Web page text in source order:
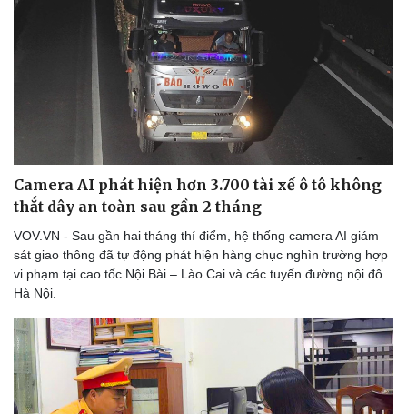
Camera AI phát hiện hơn 3.700 tài xế ô tô không
thắt dây an toàn sau gần 2 tháng
VOV.VN - Sau gần hai tháng thí điểm, hệ thống camera AI giám
sát giao thông đã tự động phát hiện hàng chục nghìn trường hợp
vi phạm tại cao tốc Nội Bài – Lào Cai và các tuyến đường nội đô
Hà Nội.